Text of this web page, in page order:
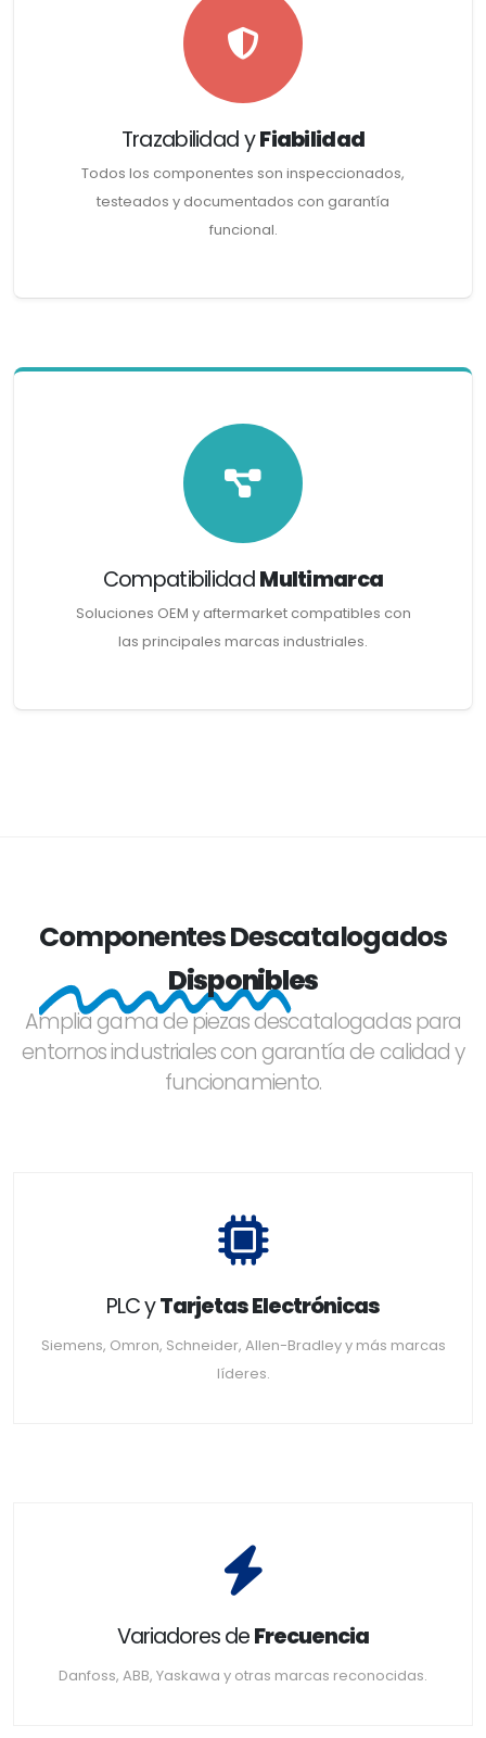
Trazabilidad yFiabilidad
Todos los componentes son inspeccionados,
testeados y documentados con garantía
funcional.
CompatibilidadMultimarca
Soluciones OEM y aftermarket compatibles con
las principales marcas industriales.
Componentes Descatalogados
Disponibles
Amplia gama de piezas descatalogadas para
entornos industriales con garantía de calidad y
funcionamiento.
PLC yTarjetas Electrónicas
Siemens, Omron, Schneider, Allen-Bradley y más marcas
líderes.
Variadores deFrecuencia
Danfoss, ABB, Yaskawa y otras marcas reconocidas.